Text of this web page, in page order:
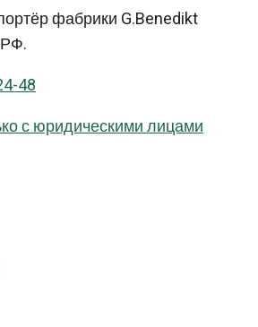
фабрики G.Benedikt
48
с юридическими лицами